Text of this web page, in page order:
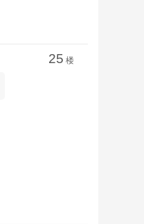
25 楼